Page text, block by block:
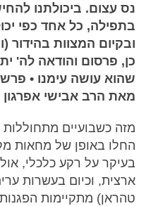
נס עצום. ביכולתנו
בתפילה, כל אחד כפי
ובקיום המצוות
כן, פרסום והודאה לה'
שהוא עושה עימנו •
מאת הרב אבישי
מזה כשבועיים
החלו באופן של מחאות
בעיקר על רקע כלכלי,
ארצית, וכיום בעשרות
טהראן) מתקיימות